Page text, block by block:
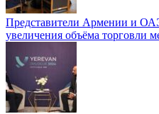
Представители Армении и
увеличения объёма торговли